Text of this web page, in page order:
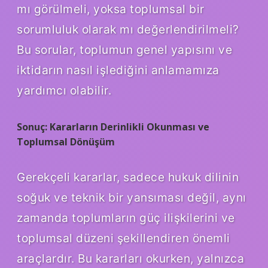
mı görülmeli, yoksa toplumsal bir
sorumluluk olarak mı değerlendirilmeli?
Bu sorular, toplumun genel yapısını ve
iktidarın nasıl işlediğini anlamamıza
yardımcı olabilir.
Sonuç: Kararların Derinlikli Okunması ve
Toplumsal Dönüşüm
Gerekçeli kararlar, sadece hukuk dilinin
soğuk ve teknik bir yansıması değil, aynı
zamanda toplumların güç ilişkilerini ve
toplumsal düzeni şekillendiren önemli
araçlardır. Bu kararları okurken, yalnızca